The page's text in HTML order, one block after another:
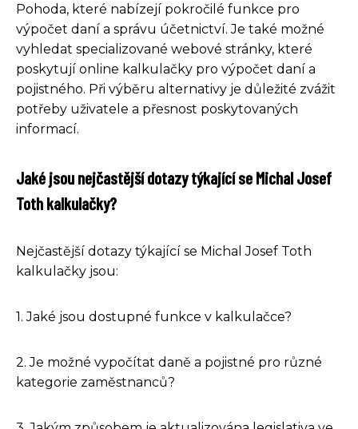
Pohoda, které nabízejí pokročilé funkce pro
výpočet daní a správu účetnictví. Je také možné
vyhledat specializované webové stránky, které
poskytují online kalkulačky pro výpočet daní a
pojistného. Při výběru alternativy je důležité zvážit
potřeby uživatele a přesnost poskytovaných
informací.
Jaké jsou nejčastější dotazy týkající se Michal Josef
Toth kalkulačky?
Nejčastější dotazy týkající se Michal Josef Toth
kalkulačky jsou:
1. Jaké jsou dostupné funkce v kalkulačce?
2. Je možné vypočítat daně a pojistné pro různé
kategorie zaměstnanců?